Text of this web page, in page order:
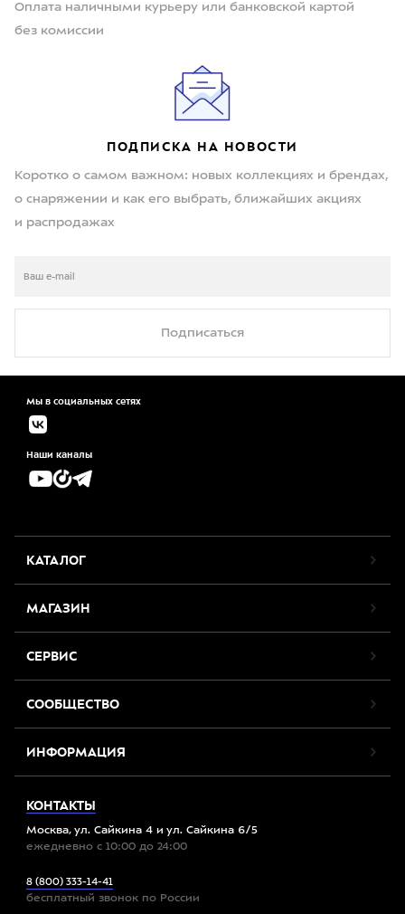
Оплата наличными курьеру или банковской картой
без комиссии
ПОДПИСКА НА НОВОСТИ
Коротко о самом важном: новых коллекциях и брендах,
о снаряжении и как его выбрать, ближайших акциях
и распродажах
Подписаться
Мы в социальных сетях
Наши каналы
КАТАЛОГ
МАГАЗИН
СЕРВИС
СООБЩЕСТВО
ИНФОРМАЦИЯ
КОНТАКТЫ
Москва, ул. Сайкина 4 и ул. Сайкина 6/5
ежедневно с 10:00 до 24:00
8 (800) 333-14-41
бесплатный звонок по России